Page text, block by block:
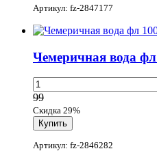
Артикул: fz-2847177
Чемеричная вода
99
Скидка 29%
Артикул: fz-2846282